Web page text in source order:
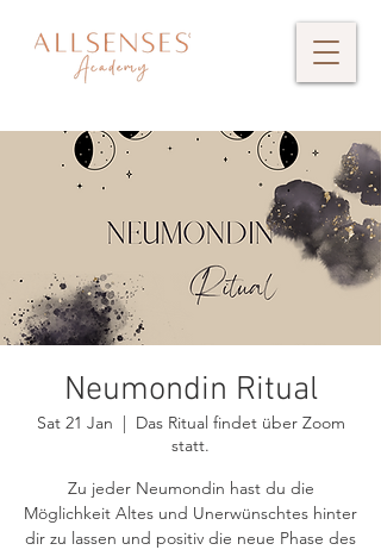
Neumondin Ritual
Sat 21 Jan
  |
Das Ritual findet über Zoom
statt.
Zu jeder Neumondin hast du die
Möglichkeit Altes und Unerwünschtes hinter
dir zu lassen und positiv die neue Phase des